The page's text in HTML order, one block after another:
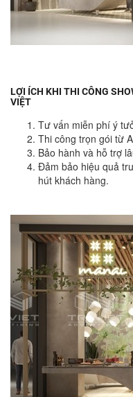
LỢI ÍCH KHI THI CÔNG
VIỆT
Tư vấn miễn phí ý
Thi công trọn gói từ
Bảo hành và hỗ trợ
Đảm bảo hiệu quả
hút khách hàng.